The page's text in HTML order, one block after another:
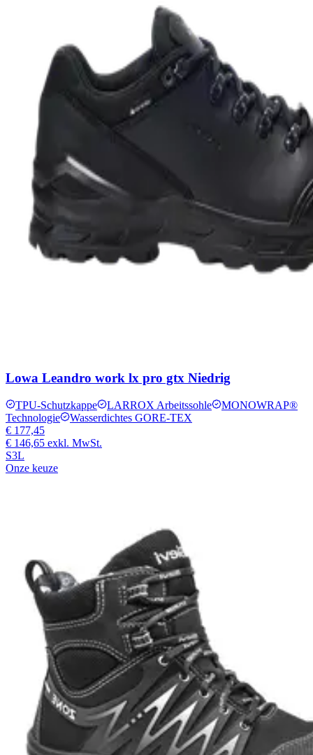
Lowa Leandro work lx pro gtx Niedrig
TPU-Schutzkappe LARROX Arbeitssohle
MONOWRAP®
Technologie
Wasserdichtes GORE-TEX
€ 177,45
€ 146,65 exkl. MwSt.
S3L
Onze keuze